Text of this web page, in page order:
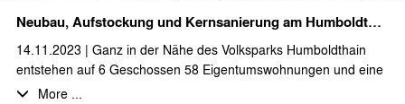
Neubau, Aufstockung und Kernsanierung am Humboldthain
14.11.2023 | Ganz in der Nähe des Volksparks Humboldthain
entstehen auf 6 Geschossen 58 Eigentumswohnungen und eine
Gewerbeeinheit. Dabei wird ein Bestandsgebäude kernsaniert
More ...